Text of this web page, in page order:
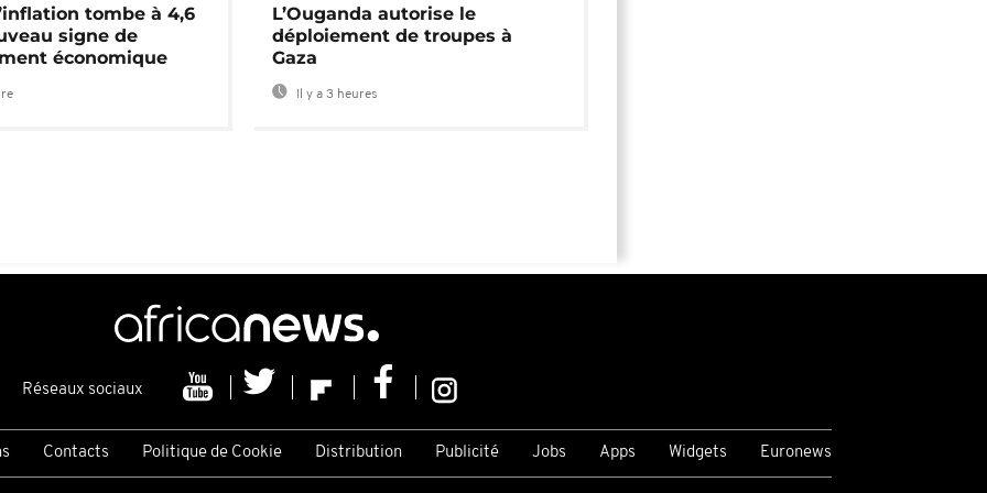
tombe à 4,6
signe de
économique
L’Ouganda autorise le
déploiement de troupes à
Gaza
Il y a 3 heures
Réseaux sociaux
Contacts Politique de Cookie Distribution Publicité Jobs Apps Widgets Euronews